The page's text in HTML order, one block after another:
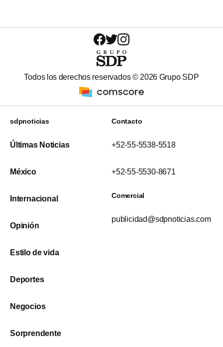
Todos los derechos reservados © 2026 Grupo SDP
sdpnoticias
Últimas Noticias
México
Internacional
Opinión
Estilo de vida
Deportes
Negocios
Sorprendente
Contacto
+52-55-5538-5518
+52-55-5530-8671
Comercial
publicidad@sdpnoticias.com